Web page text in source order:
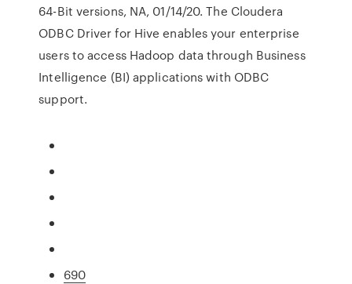
64-Bit versions, NA, 01/14/20. The Cloudera
ODBC Driver for Hive enables your enterprise
users to access Hadoop data through Business
Intelligence (BI) applications with ODBC
support.
690